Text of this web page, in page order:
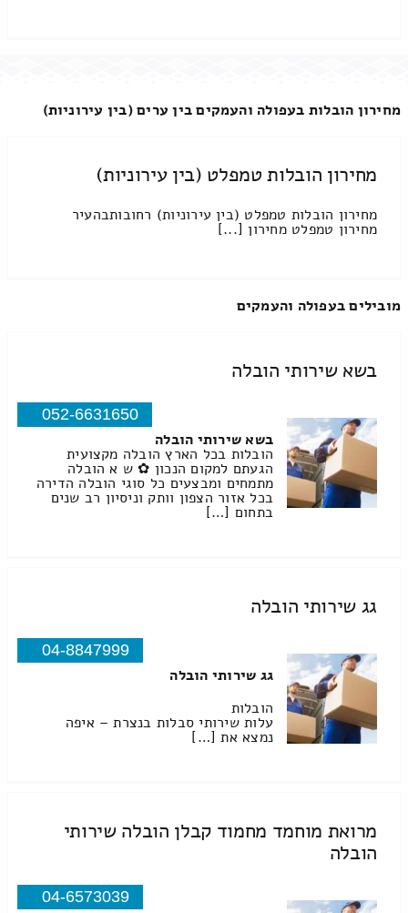
מחירון הובלות בעפולה והעמקים בין ערים (בין עירוניות)
מחירון הובלות טמפלט (בין עירוניות)
מחירון הובלות טמפלט (בין עירוניות) רחובותבהעיר
מחירון טמפלט מחירון [...]
מובילים בעפולה והעמקים
בשא שירותי הובלה
052-6631650
בשא שירותי הובלה
הובלות בכל הארץ הובלה מקצועית
הגעתם למקום הנכון ✿ ש א הובלה
מתמחים ומבצעים כל סוגי הובלה הדירה
בכל אזור הצפון וותק וניסיון רב שנים
בתחום […]
גג שירותי הובלה
04-8847999
גג שירותי הובלה
הובלות
עלות שירותי סבלות בנצרת – איפה
נמצא את […]
מרואת מוחמד מחמוד קבלן הובלה שירותי
הובלה
04-6573039